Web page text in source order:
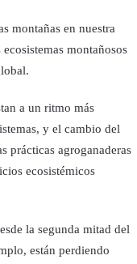
montañas en nuestra
montañosos
a un ritmo más
y el cambio del
prácticas agroganaderas
ecosistémicos
la segunda mitad del
están perdiendo